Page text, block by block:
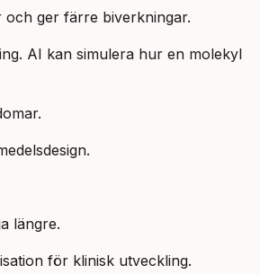
ger färre biverkningar.
AI kan simulera hur en molekyl
längre.
för klinisk utveckling.